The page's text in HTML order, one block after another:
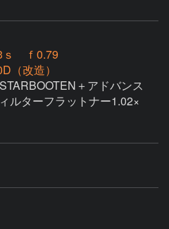
ｓ ｆ0.79
（改造）
＋アドバンス
ルターフラットナー1.02×